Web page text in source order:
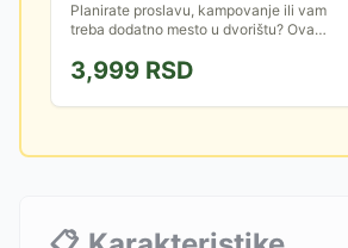
Planirate proslavu, kampovanje ili vam
treba dodatno mesto u dvorištu? Ova
fiksiranog nameštaja uz...
3,999 RSD